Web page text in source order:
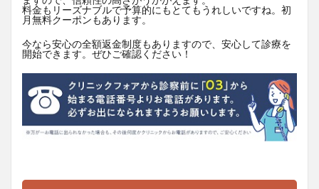
料金もリーズナブルで予算的にもとてもうれしいですね。初
月無料クーポンもあります。
今なら安心の全額返金制度もありますので、安心して診療を
開始できます。ぜひご確認ください！